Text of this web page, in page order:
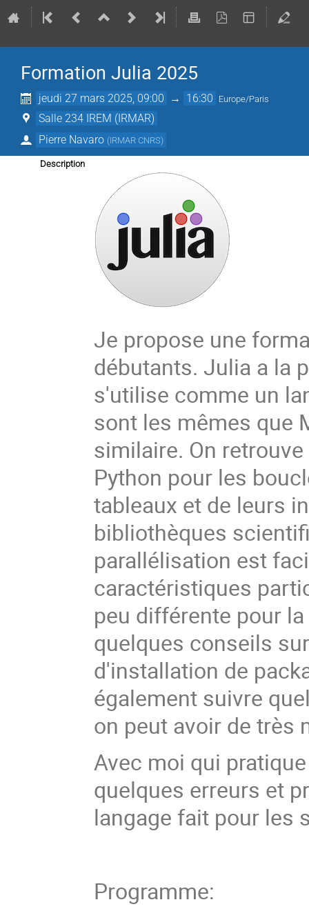
Formation Julia 2025
jeudi 27 mars 2025, 09:00 → 16:30 Europe/Paris
Salle 234 IREM (IRMAR)
Pierre Navaro (IRMAR CNRS)
Description
Je propose une
débutants. Julia a la
s'utilise comme un
sont les mêmes que
similaire. On
Python pour les
tableaux et de leurs
bibliothèques
parallélisation est
caractéristiques
peu différente pour
quelques conseils
d'installation de
également suivre
on peut avoir de très
Avec moi qui
quelques erreurs et
langage fait pour les
Programme: